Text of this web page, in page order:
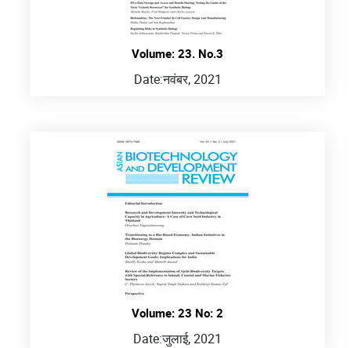
Volume: 23. No.3
Date:नवंबर, 2021
Volume: 23 No: 2
Date:जुलाई, 2021